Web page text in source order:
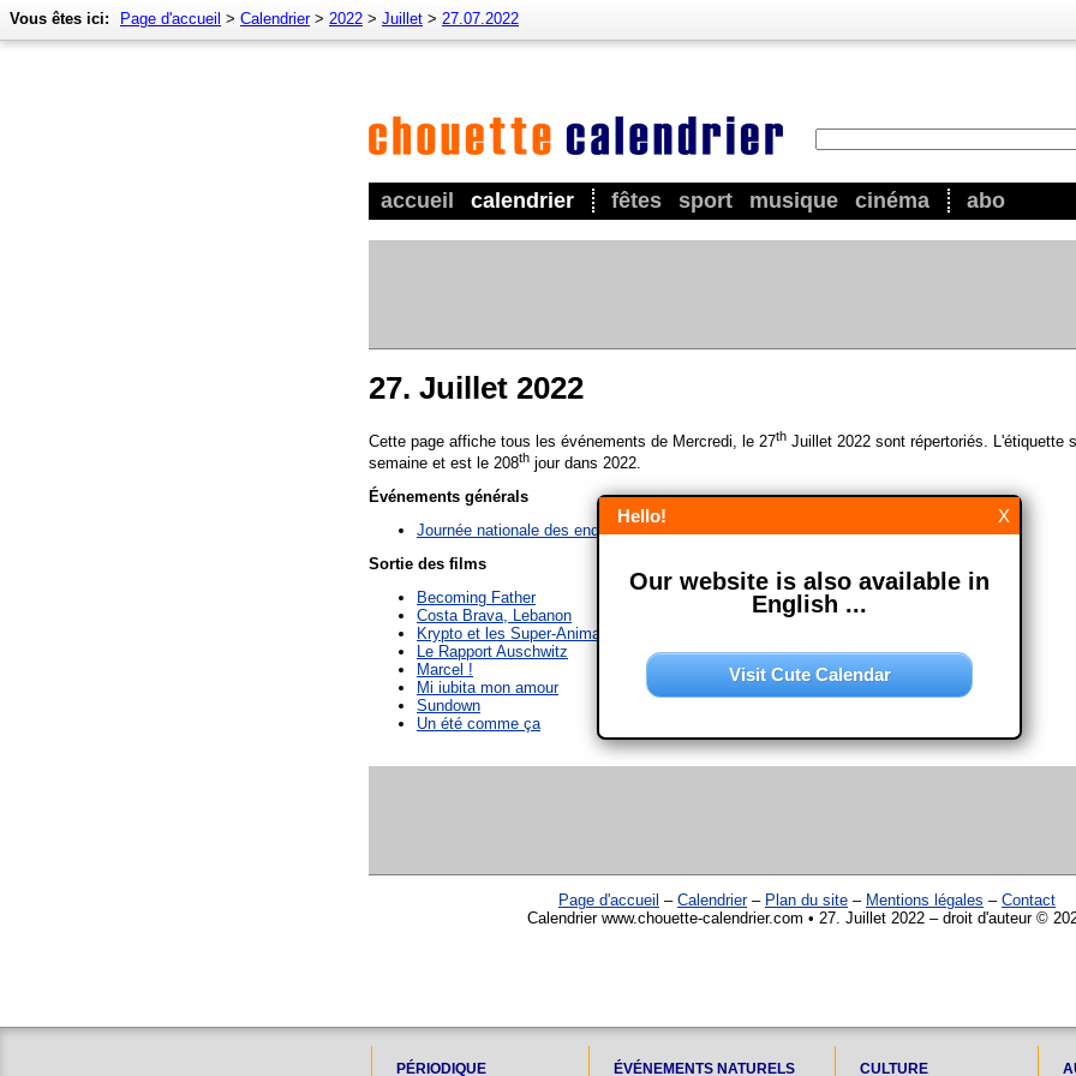
accueil calendrier fêtes sport musique cinéma abo
Vous êtes ici: Page d'accueil > Calendrier> 2022 > Juillet > 27.07.2022
27. Juillet 2022
Cette page affiche tous les événements de Mercredi, le 27th Juillet 2022 sont répertoriés. L'étiquette
semaine et est le 208th jour dans 2022.
Événements générals
Journée nationale des endormis
Sortie des films
Becoming Father
Costa Brava, Lebanon
Krypto et les Super-Animaux
Le Rapport Auschwitz
Marcel !
Mi iubita mon amour
Sundown
Un été comme ça
Page d'accueil – Calendrier– Plan du site – Mentions légales – Contact
Calendrier www.chouette-calendrier.com • 27. Juillet 2022 – droit d'auteur ©
PÉRIODIQUE ÉVÉNEMENTS NATURELS CULTURE
X
Hello!
Our website is also available in
English ...
Visit Cute Calendar